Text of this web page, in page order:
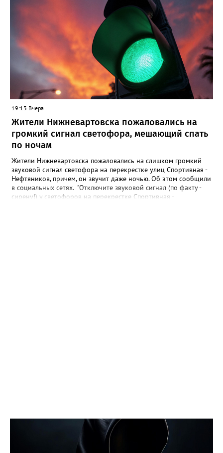
правонарушения пока не подтверждается", - заявили в пресс-
службе ведомства. Ранее Gorod3466.ru сообщал, что жители
Нижневартовска рассказывали в соцсетях, что на озере
Молодежное заметили двух пьяных мужчин, которые
домогались до несовершеннолетних девочек.
19:13 Вчера
Жители Нижневартовска пожаловались на
громкий сигнал светофора, мешающий спать
по ночам
Жители Нижневартовска пожаловались на слишком громкий
звуковой сигнал светофора на перекрестке улиц Спортивная -
Нефтяников, причем, он звучит даже ночью. Об этом сообщили
в социальных сетях. "Отключите звуковой сигнал (по факту -
сирену!) у светофоров на перекрестке Спортивная -